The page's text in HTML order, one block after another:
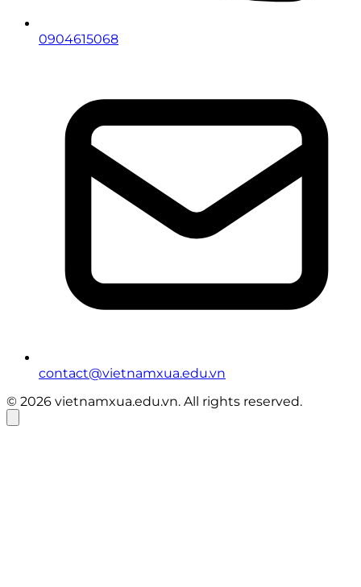
0904615068
contact@vietnamxua.edu.vn
© 2026 vietnamxua.edu.vn. All rights reserved.